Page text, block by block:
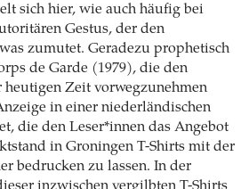
sich hier, wie auch häufig bei
Gestus, der den
zumutet. Geradezu prophetisch
de Garde (1979), die den
Zeit vorwegzunehmen
in einer niederländischen
die den Leser*innen das Angebot
in Groningen T-Shirts mit der
bedrucken zu lassen. In der